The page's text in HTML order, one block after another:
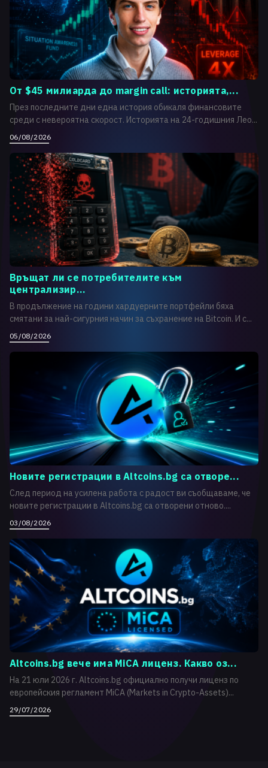
От $45 милиарда до margin call: историята,...
През последните дни една история обикаля финансовите
среди с невероятна скорост. Историята на 24-годишния Лео...
06/08/2026
Връщат ли се потребителите към
централизир...
В продължение на години хардуерните портфейли бяха
смятани за най-сигурния начин за съхранение на Bitcoin. И с...
05/08/2026
Новите регистрации в Altcoins.bg са отворе...
След период на усилена работа с радост ви съобщаваме, че
новите регистрации в Altcoins.bg са отворени отново....
03/08/2026
Altcoins.bg вече има MiCA лиценз. Какво оз...
На 21 юли 2026 г. Altcoins.bg официално получи лиценз по
европейския регламент MiCA (Markets in Crypto-Assets)...
29/07/2026